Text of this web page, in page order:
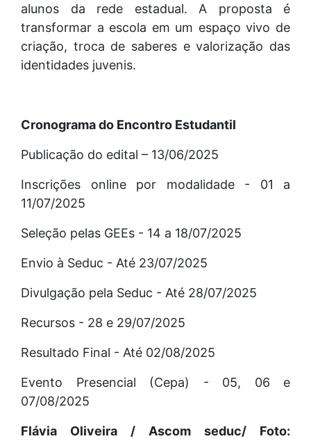
alunos da rede estadual. A proposta é
transformar a escola em um espaço vivo de
criação, troca de saberes e valorização das
identidades juvenis.
Cronograma do Encontro Estudantil
Publicação do edital – 13/06/2025
Inscrições online por modalidade - 01 a
11/07/2025
Seleção pelas GEEs - 14 a 18/07/2025
Envio à Seduc - Até 23/07/2025
Divulgação pela Seduc - Até 28/07/2025
Recursos - 28 e 29/07/2025
Resultado Final - Até 02/08/2025
Evento Presencial (Cepa) - 05, 06 e
07/08/2025
Flávia Oliveira / Ascom seduc/ Foto: